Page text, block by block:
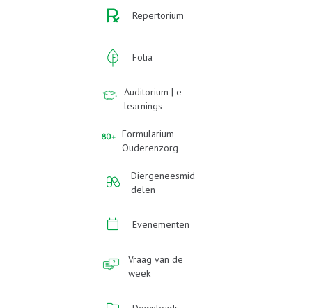
Repertorium
Folia
Auditorium | e-
learnings
Formularium
Ouderenzorg
Diergeneesmid
delen
Evenementen
Vraag van de
week